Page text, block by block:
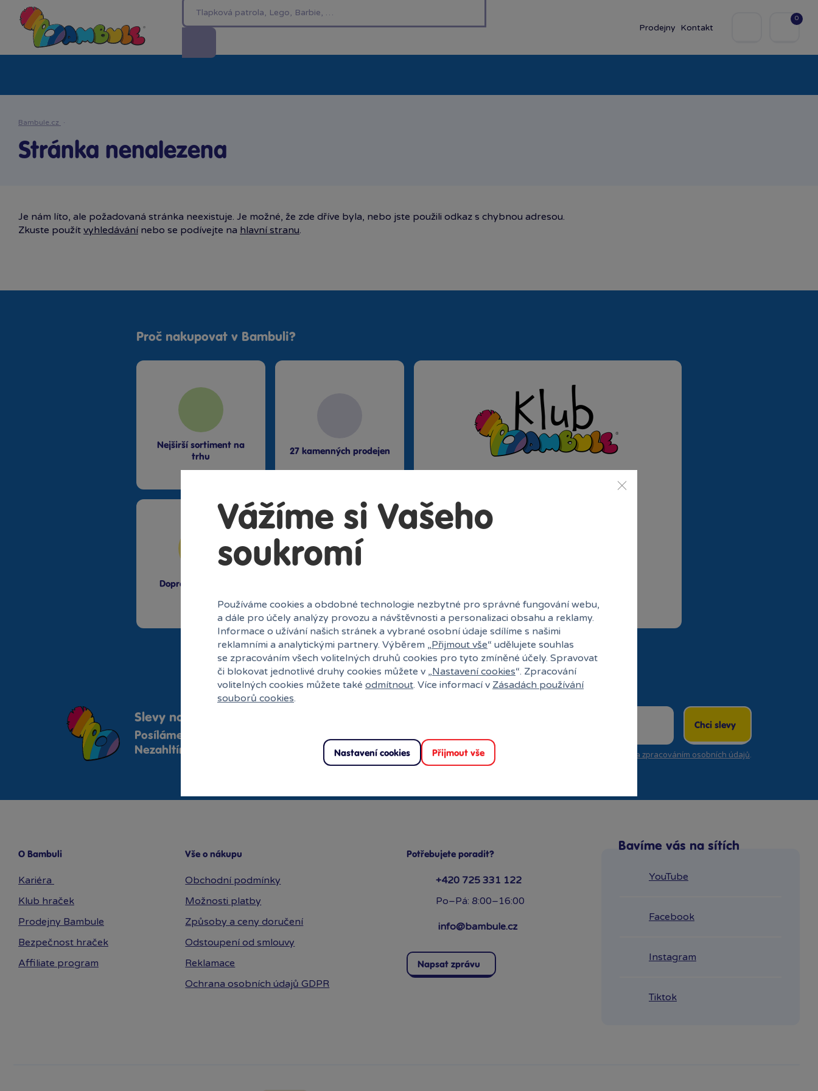
Prodejny Kontakt
0
Bambule.cz ·
Stránka nenalezena
Je nám líto, ale požadovaná stránka neexistuje. Je možné, že zde dříve byla, nebo jste použili odkaz s chybnou adresou.
Zkuste použít vyhledávání nebo se podívejte na hlavní stranu.
Proč nakupovat v Bambuli?
Nejširší sortiment na
trhu
27 kamenných prodejen
Doprava zdarma od
Překvapení
Slevy na hračky do vaší pošty
Posíláme 1x týdně akční nabídku hraček.
Nezahltíme vám schránku, nebojte :)
Chci slevy
Odesláním formuláře souhlasím se zasíláním newsletterů a zpracováním osobních údajů.
O Bambuli
Kariéra
Klub hraček
Prodejny Bambule
Bezpečnost hraček
Affiliate program
Vše o nákupu
Obchodní podmínky
Možnosti platby
Způsoby a ceny doručení
Odstoupení od smlouvy
Reklamace
Ochrana osobních údajů GDPR
Potřebujete poradit?
+420 725 331 122
Po–Pá: 8:00–16:00
info@bambule.cz
Napsat zprávu
Bavíme vás na sítích
YouTube
Facebook
Instagram
Tiktok
Vážíme si Vašeho
soukromí
Používáme cookies a obdobné technologie nezbytné pro správné fungování webu,
a dále pro účely analýzy provozu a návštěvnosti a personalizaci obsahu a reklamy.
Informace o užívání našich stránek a vybrané osobní údaje sdílíme s našimi
reklamními a analytickými partnery. Výběrem „Přijmout vše“ udělujete souhlas
se zpracováním všech volitelných druhů cookies pro tyto zmíněné účely. Spravovat
či blokovat jednotlivé druhy cookies můžete v „Nastavení cookies“. Zpracování
volitelných cookies můžete také odmítnout. Více informací v Zásadách používání
souborů cookies.
Nastavení cookies Přijmout vše